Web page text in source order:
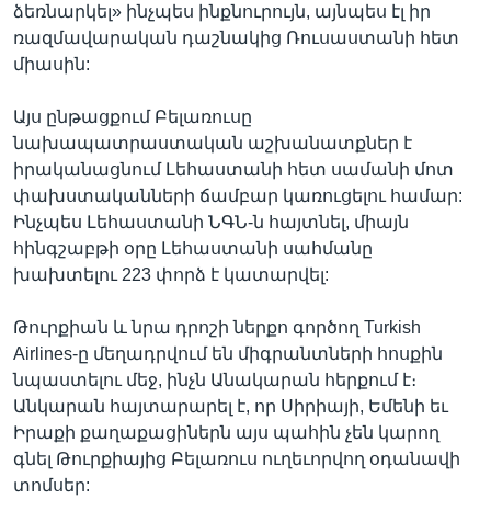
ձեռնարկել» ինչպես ինքնուրույն, այնպես էլ իր
ռազմավարական դաշնակից Ռուսաստանի հետ
միասին:
Այս ընթացքում Բելառուսը
նախապատրաստական աշխանատքներ է
իրականացնում Լեհաստանի հետ սամանի մոտ
փախստականների ճամբար կառուցելու համար:
Ինչպես Լեհաստանի ՆԳՆ-ն հայտնել, միայն
հինգշաբթի օրը Լեհաստանի սահմանը
խախտելու 223 փորձ է կատարվել:
Թուրքիան և նրա դրոշի ներքո գործող Turkish
Airlines-ը մեղադրվում են միգրանտների հոսքին
նպաստելու մեջ, ինչն Անակարան հերքում է։
Անկարան հայտարարել է, որ Սիրիայի, Եմենի եւ
Իրաքի քաղաքացիներն այս պահին չեն կարող
գնել Թուրքիայից Բելառուս ուղեւորվող օդանավի
տոմսեր: